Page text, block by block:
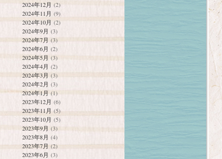
2024年12月 (2)
2024年11月 (9)
2024年10月 (2)
2024年9月 (3)
2024年7月 (3)
2024年6月 (2)
2024年5月 (3)
2024年4月 (2)
2024年3月 (3)
2024年2月 (3)
2024年1月(1)
2023年12月 (6)
2023年11月 (5)
2023年10月 (5)
2023年9月 (3)
2023年8月 (4)
2023年7月(2)
2023年6月 (3)